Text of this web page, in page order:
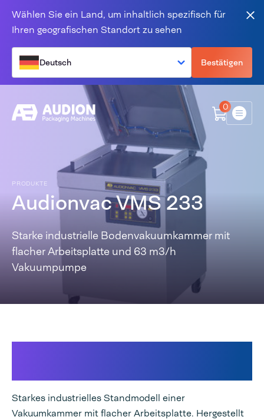
Wählen Sie ein Land, um inhaltlich spezifisch für
Ihren geografischen Standort zu sehen
Deutsch Bestätigen
0
Menü
PRODUKTE
Audionvac VMS 233
Starke industrielle Bodenvakuumkammer mit
flacher Arbeitsplatte und 63 m3/h
Vakuumpumpe
Starkes industrielles Standmodell einer
Vakuumkammer mit flacher Arbeitsplatte. Hergestellt